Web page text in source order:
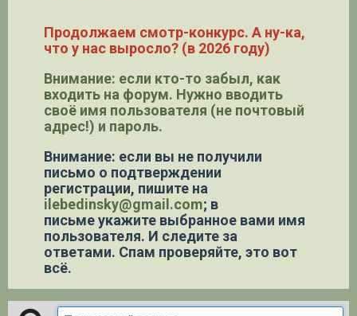
Продолжаем смотр-конкурс. А ну-ка,
что у нас выросло? (в 2026 году)
Внимание: если кто-то забыл, как
входить на форум. Нужно вводить
своё имя пользователя (не почтовый
адрес!) и пароль.
Внимание: если вы не получили
письмо о подтверждении
регистрации, пишите на
ilebedinsky@gmail.com; в
письме укажите выбранное вами имя
пользователя. И следите за
ответами. Спам проверяйте, это вот
всё.